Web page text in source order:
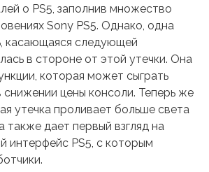
о PS5, заполнив множество
Sony PS5. Однако, одна
касающаяся следующей
в стороне от этой утечки. Она
которая может сыграть
цены консоли. Теперь же
утечка проливает больше света
также дает первый взгляд на
интерфейс PS5, с которым